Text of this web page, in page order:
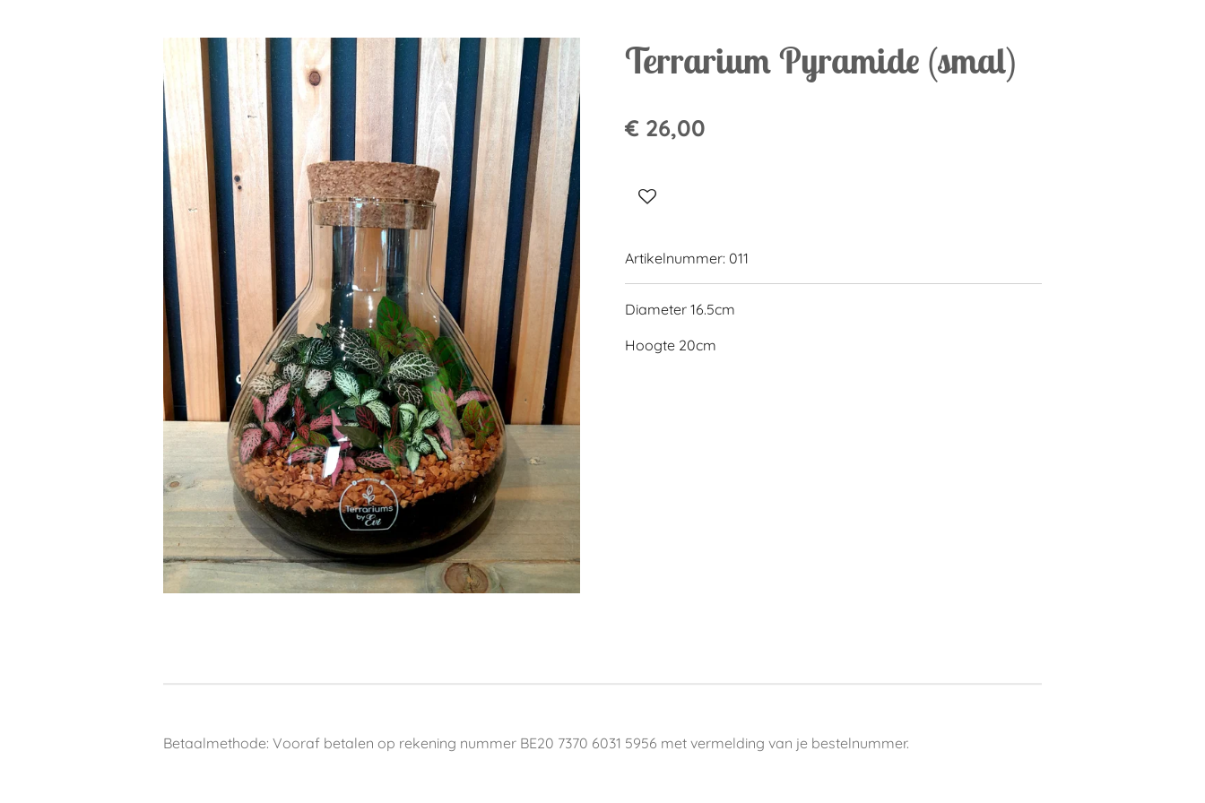
Terrarium Pyramide (smal)
€ 26,00
Artikelnummer: 011
Diameter 16.5cm
Hoogte 20cm
Betaalmethode: Vooraf betalen op rekening nummer BE20 7370 6031 5956 met vermelding van je bestelnummer.